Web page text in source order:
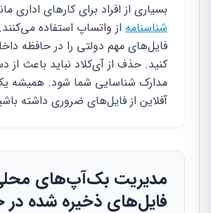
بسیاری از افراد برای کارهای اداری
شناسنامه از واتساپ استفاده
فایل‌های مهم دولتی را در حافظه
کنید. حذف از آی‌کلاد نباید باعث از
مدارک شناسایی شما شود. همیشه
آفلاین از فایل‌های ضروری داشته
مدیریت بک‌آپ‌های
فایل‌های ذخیره شده در